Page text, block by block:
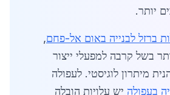
יותר.
ברזל לבנייה באום אל-פחם,
בשל קרבה למפעלי ייצור
מיתרון לוגיסטי. לעפולה
בעפולה יש עלויות הובלה